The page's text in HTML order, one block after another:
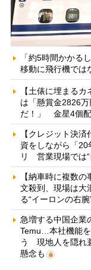
「約5時間かかる
移動に飛行機では
【土俵に埋まる
は「懸賞金2826
だ！」 金星4個配
【クレジット決
資をしながら「20
リ 営業現場では“
【納車時に複数
文殺到、現場は
る“イーロンの右腕
急増する中国企業
Temu…本社機能
う 現地人を隠れ
懸念も